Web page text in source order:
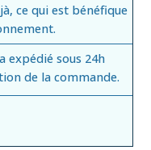
ce qui est bénéfique
expédié sous 24h
de la commande.